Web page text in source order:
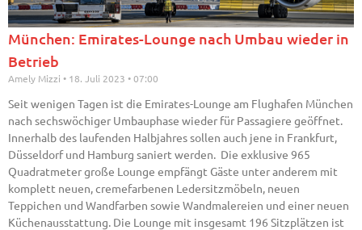
München: Emirates-Lounge nach Umbau wieder in
Betrieb
Amely Mizzi 18. Juli 2023 07:00
Seit wenigen Tagen ist die Emirates-Lounge am Flughafen München
nach sechswöchiger Umbauphase wieder für Passagiere geöffnet.
Innerhalb des laufenden Halbjahres sollen auch jene in Frankfurt,
Düsseldorf und Hamburg saniert werden. Die exklusive 965
Quadratmeter große Lounge empfängt Gäste unter anderem mit
komplett neuen, cremefarbenen Ledersitzmöbeln, neuen
Teppichen und Wandfarben sowie Wandmalereien und einer neuen
Küchenausstattung. Die Lounge mit insgesamt 196 Sitzplätzen ist